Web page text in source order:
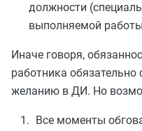
должности
выполняемой
Иначе говоря,
работника
желанию в ДИ. Но
Все моменты